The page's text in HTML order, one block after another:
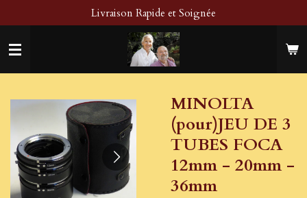
au
contenu
principal
Livraison Rapide et Soignée
MINOLTA
(pour)JEU DE 3
TUBES FOCA
12mm - 20mm -
36mm